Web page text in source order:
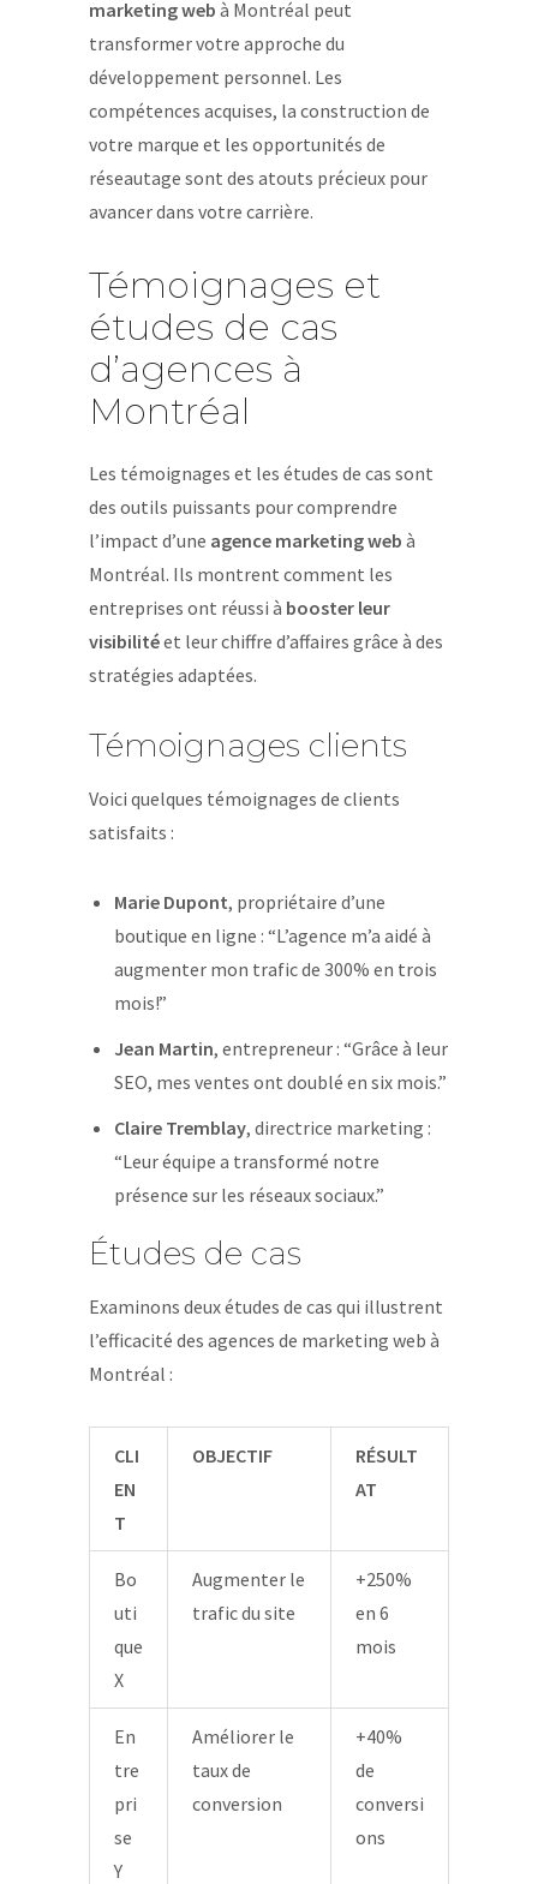
marketing web à Montréal peut
transformer votre approche du
développement personnel. Les
compétences acquises, la construction de
votre marque et les opportunités de
réseautage sont des atouts précieux pour
avancer dans votre carrière.
Témoignages et
études de cas
d’agences à
Montréal
Les témoignages et les études de cas sont
des outils puissants pour comprendre
l’impact d’une agence marketing web à
Montréal. Ils montrent comment les
entreprises ont réussi à booster leur
visibilitéet leur chiffre d’affaires grâce à des
stratégies adaptées.
Témoignages clients
Voici quelques témoignages de clients
satisfaits :
Marie Dupont, propriétaire d’une
boutique en ligne : “L’agence m’a aidé à
augmenter mon trafic de 300% en trois
mois!”
Jean Martin, entrepreneur : “Grâce à leur
SEO, mes ventes ont doublé en six mois.”
Claire Tremblay, directrice marketing :
“Leur équipe a transformé notre
présence sur les réseaux sociaux.”
Études de cas
Examinons deux études de cas qui illustrent
l’efficacité des agences de marketing web à
Montréal :
CLI
EN
T
OBJECTIF
RÉSULT
AT
Bo
uti
que
X
Augmenter le
trafic du site
+250%
en 6
mois
En
tre
pri
se
Y
Améliorer le
taux de
conversion
+40%
de
conversi
ons